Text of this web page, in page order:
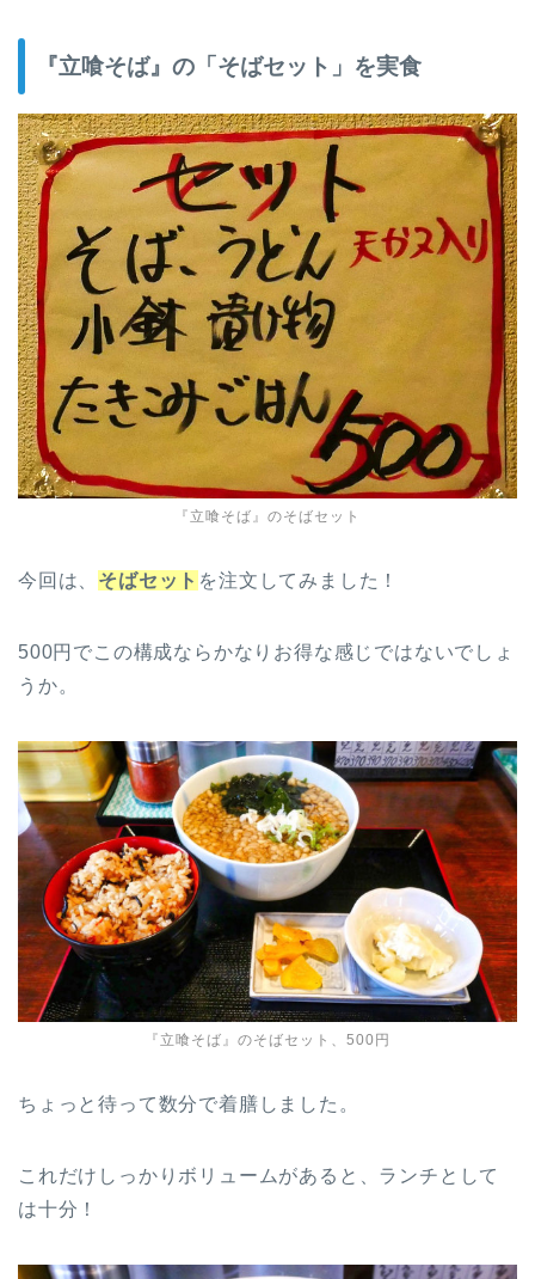
『立喰そば』の「そばセット」を実食
『立喰そば』のそばセット
今回は、 そばセット を注文してみました！
500円でこの構成ならかなりお得な感じではないでしょ
うか。
『立喰そば』のそばセット、500円
ちょっと待って数分で着膳しました。
これだけしっかりボリュームがあると、ランチとして
は十分！